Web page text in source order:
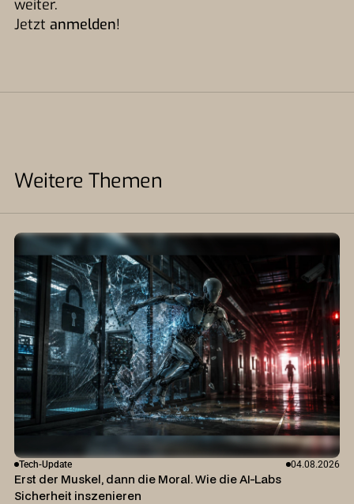
weiter.
Jetzt anmelden!
Weitere Themen
Tech-Update 04.08.2026
Erst der Muskel, dann die Moral. Wie die AI-Labs
Sicherheit inszenieren